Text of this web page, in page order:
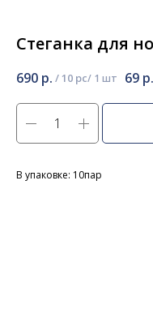
Стеганка для
690 р. / 10 pc 69 р.
В упаковке: 10пар